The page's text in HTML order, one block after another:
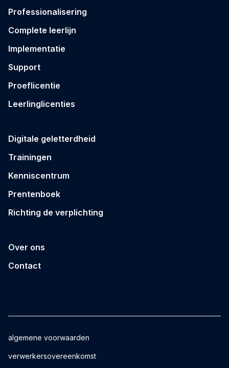
Professionalisering
Complete leerlijn
Implementatie
Support
Proeflicentie
Leerlinglicenties
Digitale geletterdheid
Trainingen
Kenniscentrum
Prentenboek
Richting de verplichting
Over ons
Contact
algemene voorwaarden
verwerkersovereenkomst